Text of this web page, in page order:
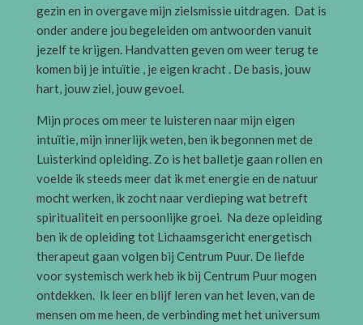
gezin en in overgave mijn zielsmissie uitdragen. Dat is
onder andere jou begeleiden om antwoorden vanuit
jezelf te krijgen. Handvatten geven om weer terug te
komen bij je intuïtie , je eigen kracht . De basis, jouw
hart, jouw ziel, jouw gevoel.
Mijn proces om meer te luisteren naar mijn eigen
intuïtie, mijn innerlijk weten, ben ik begonnen met de
Luisterkind opleiding. Zo is het balletje gaan rollen en
voelde ik steeds meer dat ik met energie en de natuur
mocht werken, ik zocht naar verdieping wat betreft
spiritualiteit en persoonlijke groei. Na deze opleiding
ben ik de opleiding tot Lichaamsgericht energetisch
therapeut gaan volgen bij Centrum Puur. De liefde
voor systemisch werk heb ik bij Centrum Puur mogen
ontdekken. Ik leer en blijf leren van het leven, van de
mensen om me heen, de verbinding met het universum